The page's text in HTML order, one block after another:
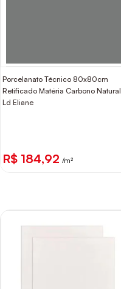
Porcelanato Técnico 80x80cm
Retificado Matéria Carbono Natural
Ld Eliane
R$ 184,92 /m²